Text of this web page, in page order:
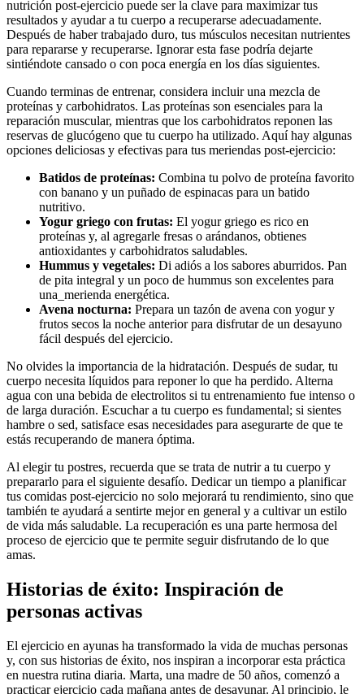
nutrición post-ejercicio puede ser la clave para maximizar tus
resultados y ayudar a tu cuerpo a recuperarse adecuadamente.
Después de haber trabajado duro, tus músculos necesitan nutrientes
para repararse y recuperarse. Ignorar esta fase podría dejarte
sintiéndote cansado o con poca energía en los días siguientes.
Cuando terminas de entrenar, considera incluir una mezcla de
proteínas y carbohidratos. Las proteínas son esenciales para la
reparación muscular, mientras que los carbohidratos reponen las
reservas de glucógeno que tu cuerpo ha utilizado. Aquí hay algunas
opciones deliciosas y efectivas para tus meriendas post-ejercicio:
Batidos de proteínas: Combina tu polvo de proteína favorito
con banano y un puñado de espinacas para un batido
nutritivo.
Yogur griego con frutas: El yogur griego es rico en
proteínas y, al agregarle fresas o arándanos, obtienes
antioxidantes y carbohidratos saludables.
Hummus y vegetales: Di adiós a los sabores aburridos. Pan
de pita integral y un poco de hummus son excelentes para
una_merienda energética.
Avena nocturna: Prepara un tazón de avena con yogur y
frutos secos la noche anterior para disfrutar de un desayuno
fácil después del ejercicio.
No olvides la importancia de la hidratación. Después de sudar, tu
cuerpo necesita líquidos para reponer lo que ha perdido. Alterna
agua con una bebida de electrolitos si tu entrenamiento fue intenso o
de larga duración. Escuchar a tu cuerpo es fundamental; si sientes
hambre o sed, satisface esas necesidades para asegurarte de que te
estás recuperando de manera óptima.
Al elegir tu postres, recuerda que se trata de nutrir a tu cuerpo y
prepararlo para el siguiente desafío. Dedicar un tiempo a planificar
tus comidas post-ejercicio no solo mejorará tu rendimiento, sino que
también te ayudará a sentirte mejor en general y a cultivar un estilo
de vida más saludable. La recuperación es una parte hermosa del
proceso de ejercicio que te permite seguir disfrutando de lo que
amas.
Historias de éxito: Inspiración de
personas activas
El ejercicio en ayunas ha transformado la vida de muchas personas
y, con sus historias de éxito, nos inspiran a incorporar esta práctica
en nuestra rutina diaria. Marta, una madre de 50 años, comenzó a
practicar ejercicio cada mañana antes de desayunar. Al principio, le